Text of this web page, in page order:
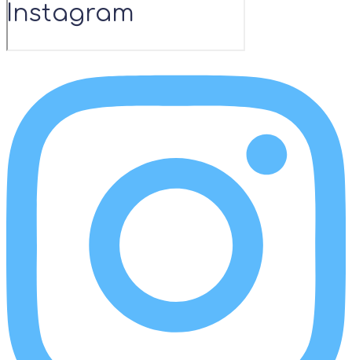
Instagram